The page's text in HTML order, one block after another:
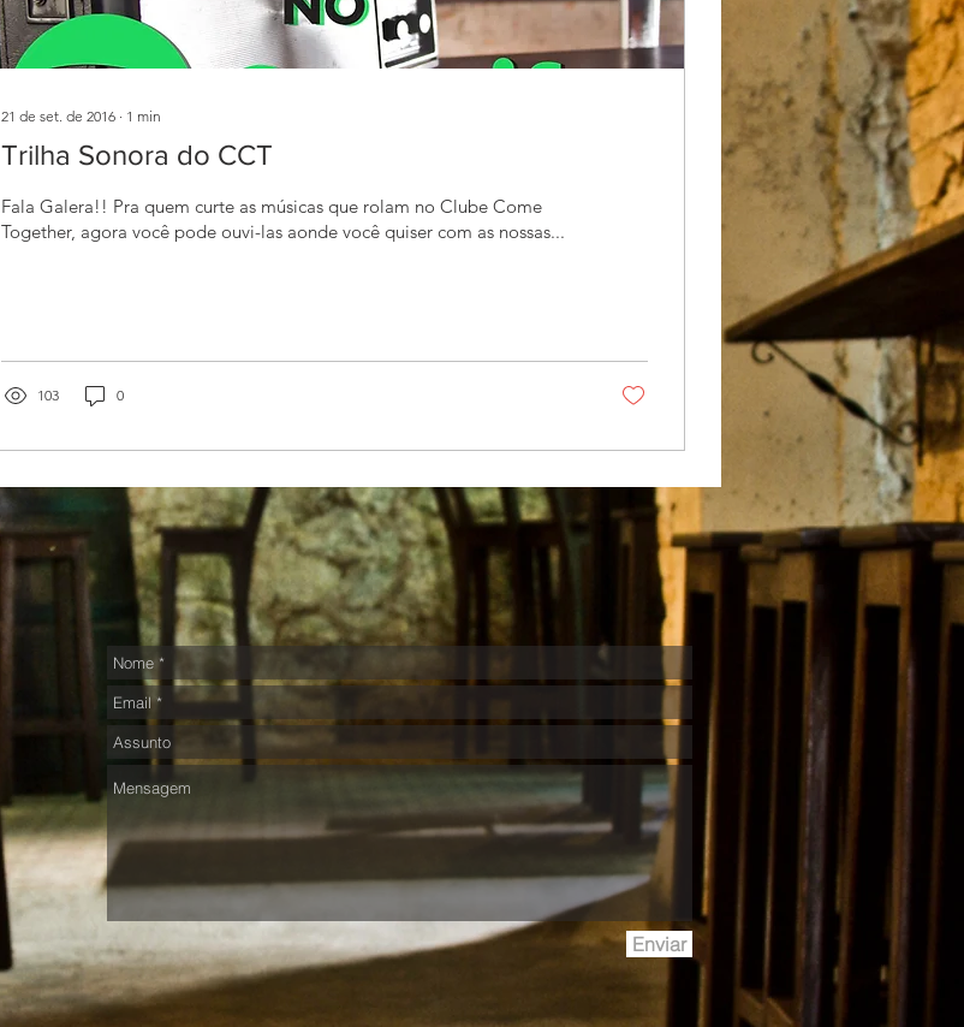
21 de set. de 2016 ∙ 1 min
Trilha Sonora do CCT
Fala Galera!! Pra quem curte as músicas que rolam no Clube Come
Together, agora você pode ouvi-las aonde você quiser com as nossas...
103 0
Enviar